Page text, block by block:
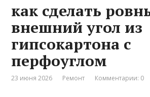
как сделать
внешний угол из
гипсокартона с
перфоуглом
23 июня 2026 Ремонт Комментарии: 0